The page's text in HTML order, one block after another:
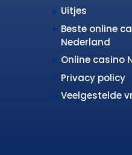
Uitjes
Beste online
Nederland
Online casino
Privacy policy
Veelgestelde